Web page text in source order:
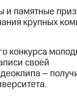
и памятные
крупных
конкурса
своей
–